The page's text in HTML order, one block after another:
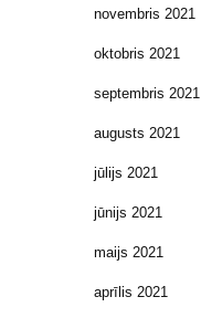
novembris 2021
oktobris 2021
septembris 2021
augusts 2021
jūlijs 2021
jūnijs 2021
maijs 2021
aprīlis 2021